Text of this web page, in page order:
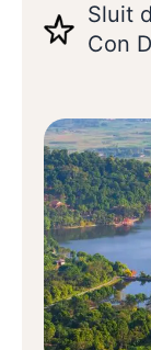
Sluit
Con